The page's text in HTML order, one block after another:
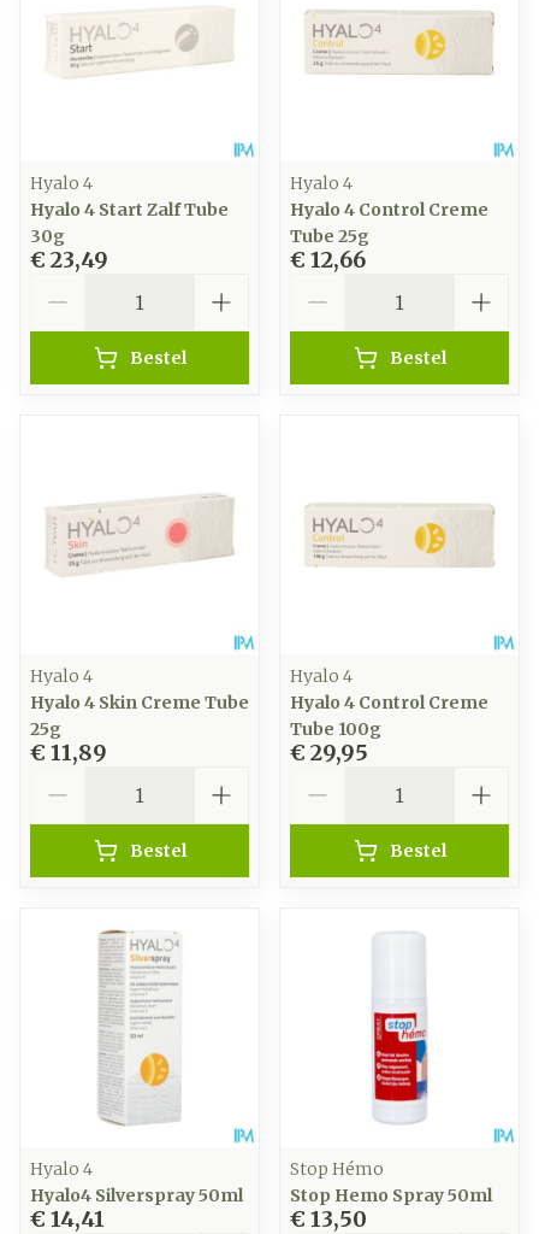
Hyalo 4
Hyalo 4 Start Zalf Tube
30g
€ 23,49
Bestel
Hyalo 4
Hyalo 4 Control Creme
Tube 25g
€ 12,66
Bestel
Hyalo 4
Hyalo 4 Skin Creme Tube
25g
€ 11,89
Bestel
Hyalo 4
Hyalo 4 Control Creme
Tube 100g
€ 29,95
Bestel
Hyalo 4
Hyalo4 Silverspray 50ml
€ 14,41
Stop Hémo
Stop Hemo Spray 50ml
€ 13,50